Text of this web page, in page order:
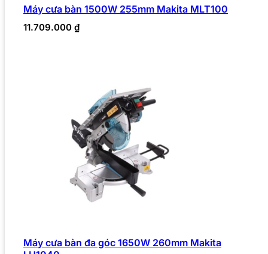
Máy cưa bàn 1500W 255mm Makita MLT100
11.709.000 ₫
Máy cưa bàn đa góc 1650W 260mm Makita